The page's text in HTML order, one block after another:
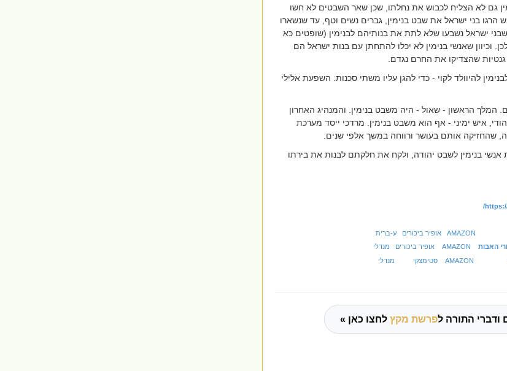
גם לא הצליח לכבוש את נחלתו, שכן שאר השבטים לא חשו
הרגו בני ישראל את שבט בנימין, גברים נשים וטף, עד שנשארו
התברר שבני ישראל נשבעו שלא לתת את בנותיהם לבנימין (שופטים כא
וכיוון שאנשי בנימין לא יכלו להתחתן עם בנות ישראל הם
שהצדיקו את החרם נגדם.
להיוולד לקוי - כדי להגן עליו משתי סכנות: השפעת אלילי
המלך הראשון - שאול - היה משבט בנימין. והמנהיג האחרון
איש ימיני - אף הוא משבט בנימין. מרדכי ייסד מערכת
שהחזיקה אותם בעושר ורווחה במשך אלפי שנים.
אנשי בנימין לשבט יהודה, ולקח את חלקתם לבנות את בירתו
AMAZON אופיר ביכורים
ע-ברית
האבות AMAZON אופיר ביכורים
מנדלי
AMAZON סטימצקי מנדלי
ודברי התורה לפרשת מקץ לחצו כאן »